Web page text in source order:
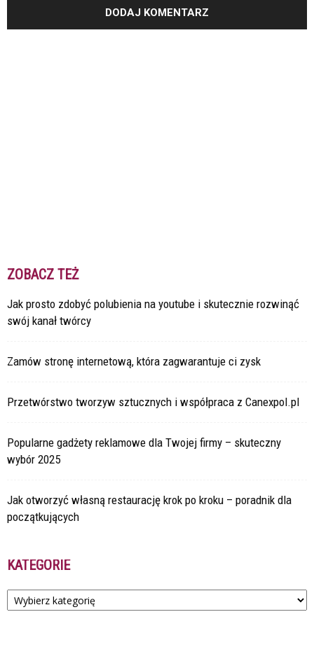
ZOBACZ TEŻ
Jak prosto zdobyć polubienia na youtube i skutecznie rozwinąć
swój kanał twórcy
Zamów stronę internetową, która zagwarantuje ci zysk
Przetwórstwo tworzyw sztucznych i współpraca z Canexpol.pl
Popularne gadżety reklamowe dla Twojej firmy – skuteczny
wybór 2025
Jak otworzyć własną restaurację krok po kroku – poradnik dla
początkujących
KATEGORIE
Kategorie